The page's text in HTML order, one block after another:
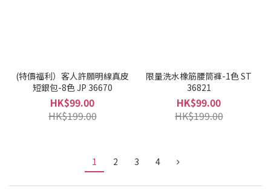
(特價福利）客人許願明線真皮
短銀包-8色 JP 36670
HK$99.00
HK$199.00
限量洗水橡筋腰筒褲-1色 ST
36821
HK$99.00
HK$199.00
1 2 3 4